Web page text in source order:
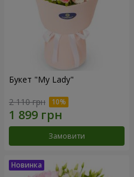
Букет "My Lady"
2 110 грн
Замовити